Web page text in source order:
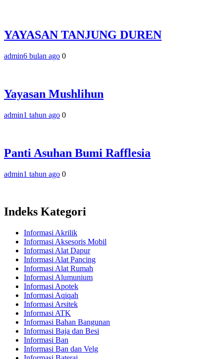
YAYASAN TANJUNG DUREN
admin6 bulan ago 0
Yayasan Mushlihun
admin1 tahun ago 0
Panti Asuhan Bumi Rafflesia
admin1 tahun ago 0
Indeks Kategori
Informasi Akrilik
Informasi Aksesoris Mobil
Informasi Alat Dapur
Informasi Alat Pancing
Informasi Alat Rumah
Informasi Alumunium
Informasi Apotek
Informasi Aqiqah
Informasi Arsitek
Informasi ATK
Informasi Bahan Bangunan
Informasi Baja dan Besi
Informasi Ban
Informasi Ban dan Velg